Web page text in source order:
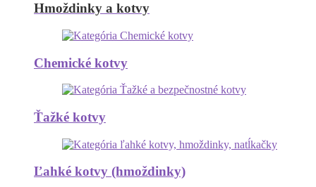
Hmoždinky a kotvy
Chemické kotvy
Ťažké kotvy
Ľahké kotvy (hmoždinky)